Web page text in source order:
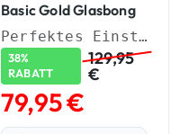
Basic Gold Glasbong
Perfektes Einsteiger-Set in handgemachter Qualität
38%
RABATT
129,95
€
79,95€